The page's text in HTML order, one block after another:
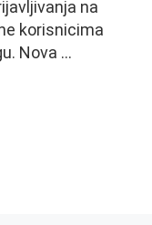
na
korisnicima
Nova …